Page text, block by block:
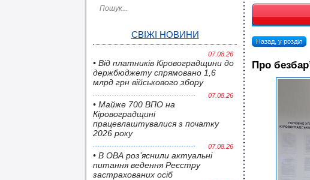
СВІЖІ НОВИНИ
07.08.26
• Від платників Кіровоградщини до
держбюджету спрямовано 1,6
млрд грн військового збору
07.08.26
• Майже 700 ВПО на
Кіровоградщині
працевлаштувалися з початку
2026 року
07.08.26
• В ОВА роз’яснили актуальні
питання ведення Реєстру
застрахованих осіб
Назад, у розділ
Про